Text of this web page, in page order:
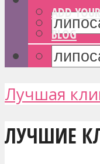
ADD
BLOG
Лучшая
ЛУЧШИЕ